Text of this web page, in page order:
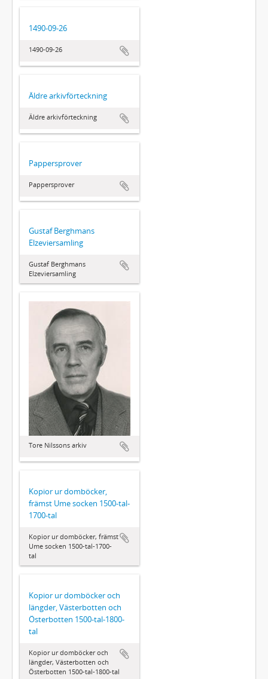
1490-09-26
1490-09-26
Äldre arkivförteckning
Äldre arkivförteckning
Pappersprover
Pappersprover
Gustaf Berghmans
Elzeviersamling
Gustaf Berghmans
Elzeviersamling
Tore Nilssons arkiv
Kopior ur domböcker,
främst Ume socken 1500-tal-
1700-tal
Kopior ur domböcker, främst
Ume socken 1500-tal-1700-
tal
Kopior ur domböcker och
längder, Västerbotten och
Österbotten 1500-tal-1800-
tal
Kopior ur domböcker och
längder, Västerbotten och
Österbotten 1500-tal-1800-tal